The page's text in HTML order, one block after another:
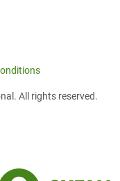
All rights reserved.